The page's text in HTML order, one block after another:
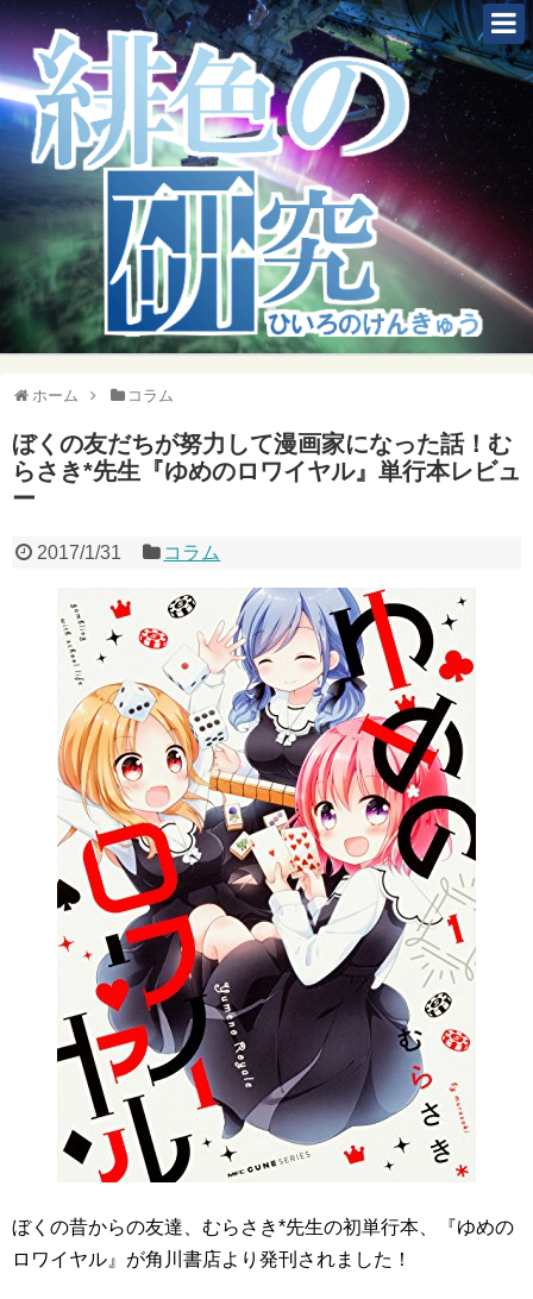
ホーム コラム
ぼくの友だちが努力して漫画家になった話！む
らさき*先生『ゆめのロワイヤル』単行本レビュ
ー
2017/1/31 コラム
ぼくの昔からの友達、むらさき*先生の初単行本、『ゆめの
ロワイヤル』が角川書店より発刊されました！